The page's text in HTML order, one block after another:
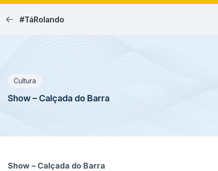
#TáRolando
Cultura
Show – Calçada do Barra
Show – Calçada do Barra